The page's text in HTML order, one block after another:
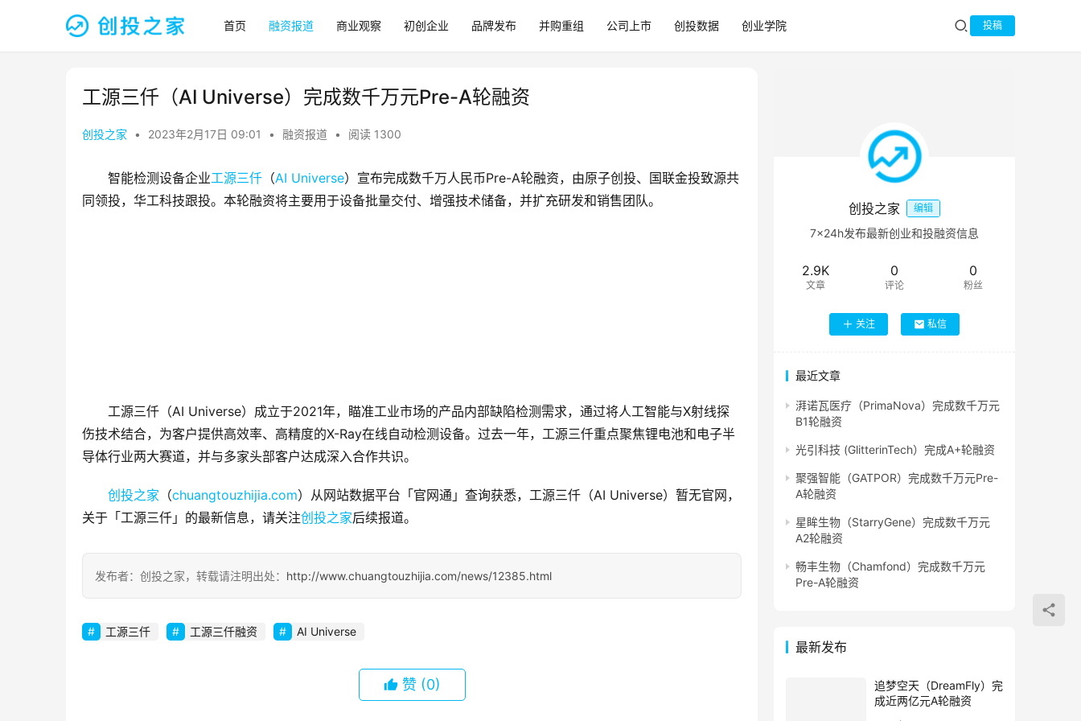
首页 融资报道 商业观察 初创企业 品牌发布 并购重组 公司上市 创投数据 创业学院 投稿
工源三仟（AI Universe）完成数千万元Pre-A轮融资
创投之家 • 2023年2月17日 09:01 • 融资报道 • 阅读 1300
智能检测设备企业工源三仟 （AI Universe）宣布完成数千万人民币Pre-A轮融资，由原子创投、国联金投致源共
同领投，华工科技跟投。本轮融资将主要用于设备批量交付、增强技术储备，并扩充研发和销售团队。
工源三仟（AI Universe）成立于2021年，瞄准工业市场的产品内部缺陷检测需求，通过将人工智能与X射线探
伤技术结合，为客户提供高效率、高精度的X-Ray在线自动检测设备。过去一年，工源三仟重点聚焦锂电池和电子半
导体行业两大赛道，并与多家头部客户达成深入合作共识。
创投之家 （chuangtouzhijia.com）从网站数据平台「官网通」查询获悉，工源三仟（AI Universe）暂无官网，
关于「工源三仟」的最新信息，请关注创投之家后续报道。
发布者：创投之家，转载请注明出处： http://www.chuangtouzhijia.com/news/12385.html
工源三仟 工源三仟融资 AI Universe
赞 (0)
创投之家 编辑
7×24h发布最新创业和投融资信息
2.9K
文章
0
评论
0
粉丝
关注 私信
最近文章
湃诺瓦医疗（PrimaNova）完成数千万元
B1轮融资
光引科技 (GlitterinTech）完成A+轮融资
聚强智能（GATPOR）完成数千万元Pre-
A轮融资
星眸生物（StarryGene）完成数千万元
A2轮融资
畅丰生物（Chamfond）完成数千万元
Pre-A轮融资
最新发布
追梦空天（DreamFly）完
成近两亿元A轮融资